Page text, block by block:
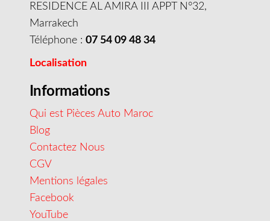
RESIDENCE AL AMIRA III APPT N°32,
Marrakech
Téléphone : 07 54 09 48 34
Localisation
Informations
Qui est Pièces Auto Maroc
Blog
Contactez Nous
CGV
Mentions légales
Facebook
YouTube